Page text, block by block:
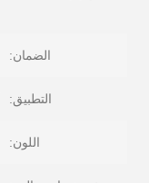
الضمان:
التطبيق:
اللون: